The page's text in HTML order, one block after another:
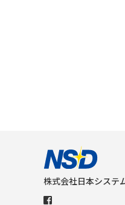
株式会社日本システ